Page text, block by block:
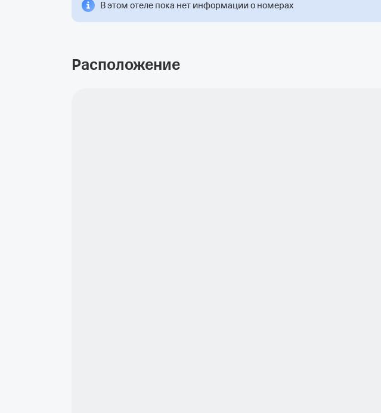
В этом отеле пока нет информации о номерах
Расположение